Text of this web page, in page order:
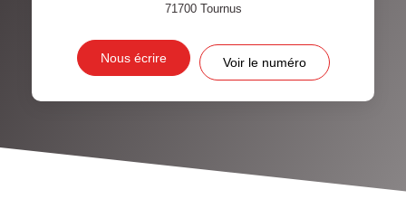
71700 Tournus
Nous écrire Voir le numéro